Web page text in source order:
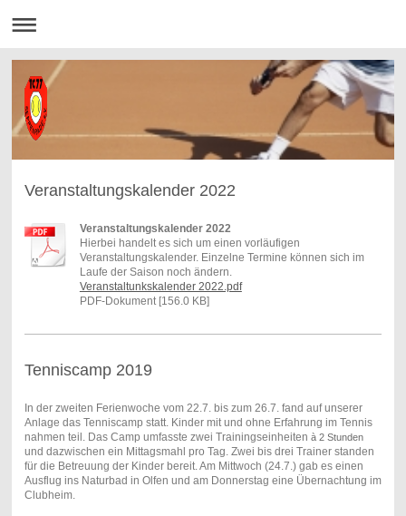
Veranstaltungskalender 2022
Veranstaltungskalender 2022
Hierbei handelt es sich um einen vorläufigen
Veranstaltungskalender. Einzelne Termine können sich im
Laufe der Saison noch ändern.
Veranstaltunkskalender 2022.pdf
PDF-Dokument [156.0 KB]
Tenniscamp 2019
In der zweiten Ferienwoche vom 22.7. bis zum 26.7. fand auf unserer
Anlage das Tenniscamp statt. Kinder mit und ohne Erfahrung im Tennis
nahmen teil. Das Camp umfasste zwei Trainingseinheiten à 2 Stunden
und dazwischen ein Mittagsmahl pro Tag. Zwei bis drei Trainer standen
für die Betreuung der Kinder bereit. Am Mittwoch (24.7.) gab es einen
Ausflug ins Naturbad in Olfen und am Donnerstag eine Übernachtung im
Clubheim.